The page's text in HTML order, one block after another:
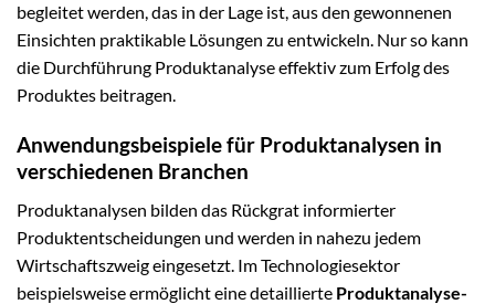
begleitet werden, das in der Lage ist, aus den gewonnenen
Einsichten praktikable Lösungen zu entwickeln. Nur so kann
die Durchführung Produktanalyse effektiv zum Erfolg des
Produktes beitragen.
Anwendungsbeispiele für Produktanalysen in
verschiedenen Branchen
Produktanalysen bilden das Rückgrat informierter
Produktentscheidungen und werden in nahezu jedem
Wirtschaftszweig eingesetzt. Im Technologiesektor
beispielsweise ermöglicht eine detaillierte Produktanalyse-